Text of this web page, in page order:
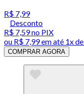
R$ 7,99
Desconto
R$ 7,59no PIX
ou R$ 7,99em até 1x de
COMPRAR AGORA